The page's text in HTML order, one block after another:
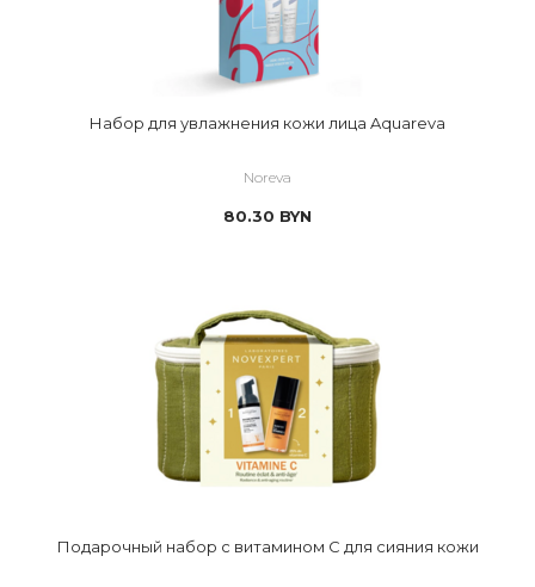
Набор для увлажнения кожи лица Aquareva
Noreva
80.30 BYN
Подарочный набор с витамином С для сияния кожи